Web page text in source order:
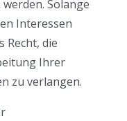
Solange
Interessen
Recht, die
Ihrer
zu verlangen.